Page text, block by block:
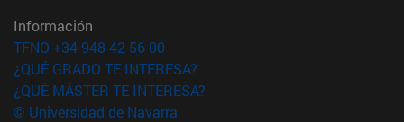
Información
TFNO +34 948 42 56 00
¿QUÉ GRADO TE INTERESA?
¿QUÉ MÁSTER TE INTERESA?
© Universidad de Navarra